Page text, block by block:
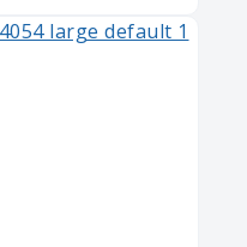
400-100"